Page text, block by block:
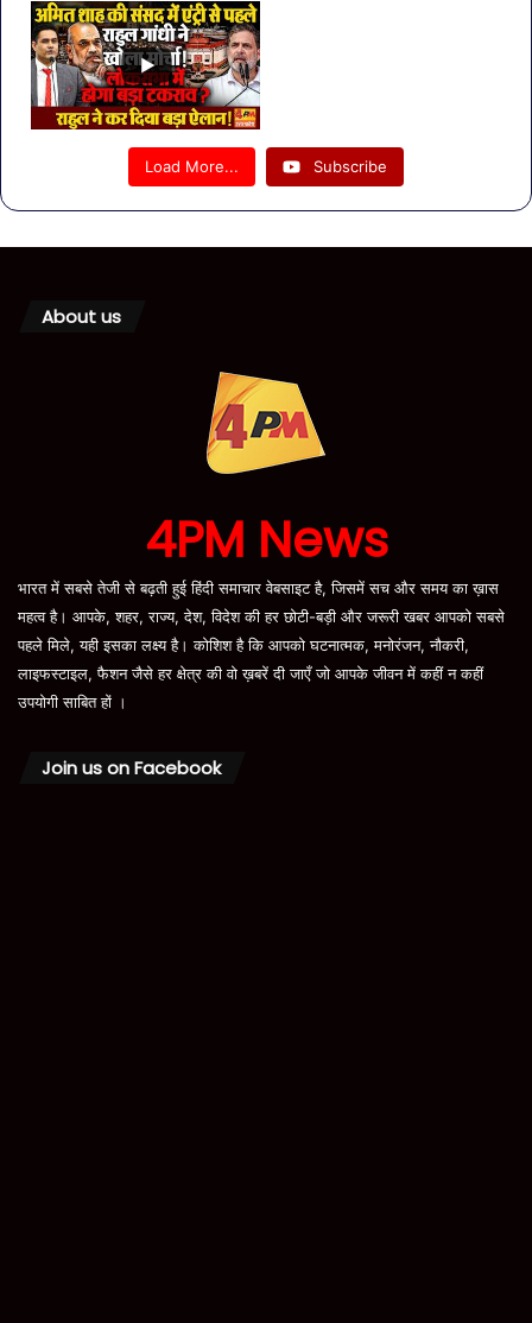
Load More... Subscribe
About us
4PM News
भारत में सबसे तेजी से बढ़ती हुई हिंदी समाचार वेबसाइट है, जिसमें सच और समय का ख़ास
महत्व है। आपके, शहर, राज्य, देश, विदेश की हर छोटी-बड़ी और जरूरी खबर आपको सबसे
पहले मिले, यही इसका लक्ष्य है। कोशिश है कि आपको घटनात्मक, मनोरंजन, नौकरी,
लाइफस्टाइल, फैशन जैसे हर क्षेत्र की वो ख़बरें दी जाएँ जो आपके जीवन में कहीं न कहीं
उपयोगी साबित हों ।
Join us on Facebook